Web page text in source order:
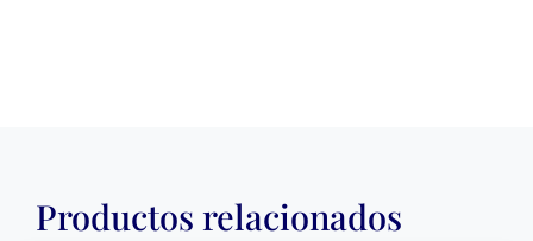
Productos relacionados